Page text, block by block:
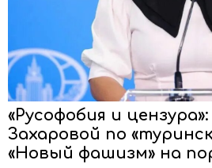
«Русофобия и
Захаровой по
«Новый фашизм» на